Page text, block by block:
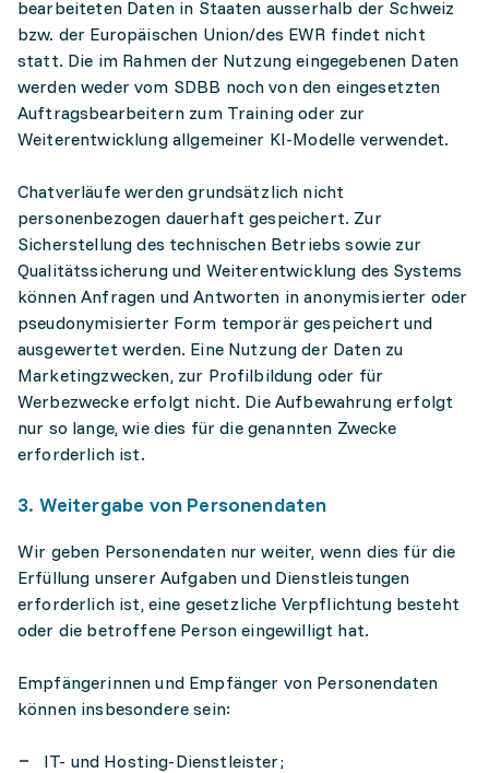
bearbeiteten Daten in Staaten ausserhalb der Schweiz
bzw. der Europäischen Union/des EWR findet nicht
statt. Die im Rahmen der Nutzung eingegebenen Daten
werden weder vom SDBB noch von den eingesetzten
Auftragsbearbeitern zum Training oder zur
Weiterentwicklung allgemeiner KI-Modelle verwendet.
Chatverläufe werden grundsätzlich nicht
personenbezogen dauerhaft gespeichert. Zur
Sicherstellung des technischen Betriebs sowie zur
Qualitätssicherung und Weiterentwicklung des Systems
können Anfragen und Antworten in anonymisierter oder
pseudonymisierter Form temporär gespeichert und
ausgewertet werden. Eine Nutzung der Daten zu
Marketingzwecken, zur Profilbildung oder für
Werbezwecke erfolgt nicht. Die Aufbewahrung erfolgt
nur so lange, wie dies für die genannten Zwecke
erforderlich ist.
3. Weitergabe von Personendaten
Wir geben Personendaten nur weiter, wenn dies für die
Erfüllung unserer Aufgaben und Dienstleistungen
erforderlich ist, eine gesetzliche Verpflichtung besteht
oder die betroffene Person eingewilligt hat.
Empfängerinnen und Empfänger von Personendaten
können insbesondere sein:
IT- und Hosting-Dienstleister;